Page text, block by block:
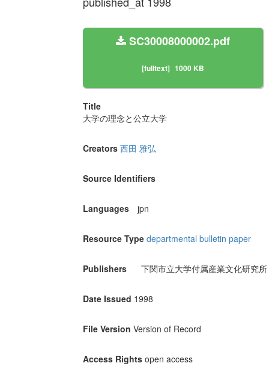
SC30008000002.pdf
[fulltext] 1000 KB
Title
大学の理念と公立大学
Creators 西田 雅弘
Source Identifiers
Languages jpn
Resource Type departmental bulletin paper
Publishers 下関市立大学付属産業文化研究所
Date Issued 1998
File Version Version of Record
Access Rights open access